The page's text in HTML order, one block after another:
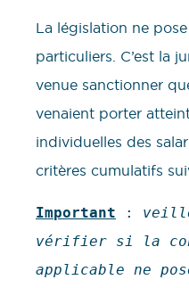
La législation ne
particuliers. C’est la
venue sanctionner
venaient porter
individuelles des
critères cumulatifs
Important :
vérifier si la
applicable ne